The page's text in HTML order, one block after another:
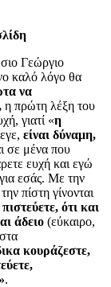
Γεώργιο
καλό λόγο θα
να
η πρώτη λέξη του
γιατί «η
είναι δύναμη,
σε μένα που
ευχή και εγώ
εσάς. Με την
πίστη γίνονται
ότι και
άδειο (εύκαιρο,
κουράζεστε,
.